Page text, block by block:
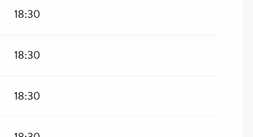
18:30
18:30
18:30